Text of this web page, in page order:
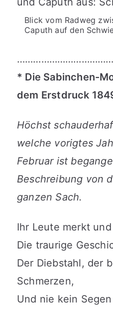
Blick vom Radweg
Caputh auf den
* Die Sabinchen-
dem Erstdruck
Höchst
welche vorigtes
Februar ist
Beschreibung von
ganzen Sach.
Ihr Leute merkt
Die traurige
Der Diebstahl, der
Schmerzen,
Und nie kein